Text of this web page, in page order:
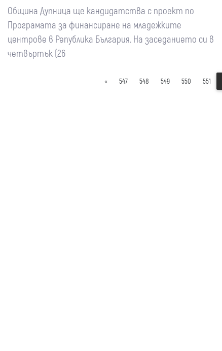
Община Дупница ще кандидатства с проект по
Програмата за финансиране на младежките
центрове в Република България. На заседанието си в
четвъртък (26
« 547 548 549 550 551